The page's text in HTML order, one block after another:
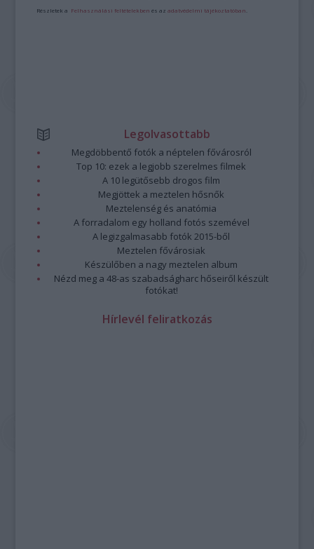
Részletek a Felhasználási feltételekben és azadatvédelmi tájékoztatóban
Legolvasottabb
Megdöbbentő fotók a néptelen fővárosról
Top 10: ezek a legjobb szerelmes filmek
A 10 legütősebb drogos film
Megjöttek a meztelen hősnők
Meztelenség és anatómia
A forradalom egy holland fotós szemével
A legizgalmasabb fotók 2015-ből
Meztelen fővárosiak
Készülőben a nagy meztelen album
Nézd meg a 48-as szabadságharc hőseiről készült
fotókat!
Hírlevél feliratkozás